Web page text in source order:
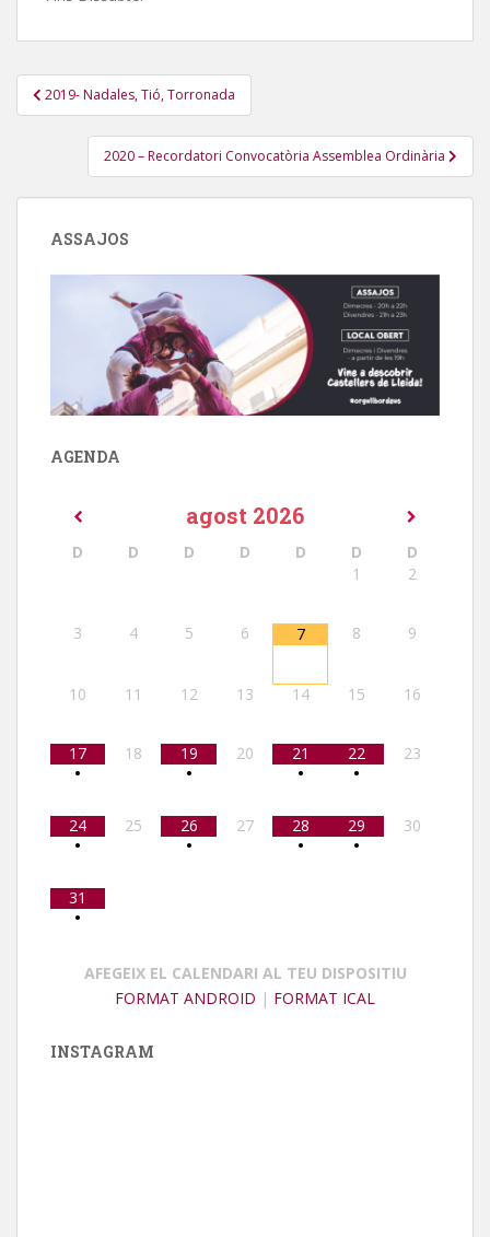
Navegació
d'entrades
2019- Nadales, Tió, Torronada
2020 – Recordatori Convocatòria Assemblea Ordinària
ASSAJOS
AGENDA
agost 2026
D D D D D D
D
1
2
3 4 5 6 7 8 9
10 11 12 13 14 15 16
17
•
18
19
•
20
21
•
22
•
23
24
•
25
26
•
27
28
•
29
•
30
31
•
AFEGEIX EL CALENDARI AL TEU DISPOSITIU
FORMAT ANDROID | FORMAT ICAL
INSTAGRAM